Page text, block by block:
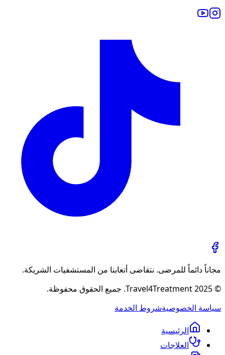
مجاناً دائماً للمرضى. نتقاضى أتعابنا من المستشفيات الشريكة.
© 2025 Travel4Treatment. جميع الحقوق محفوظة.
سياسة الخصوصيةشروط الخدمة
الرئيسية
العلاجات